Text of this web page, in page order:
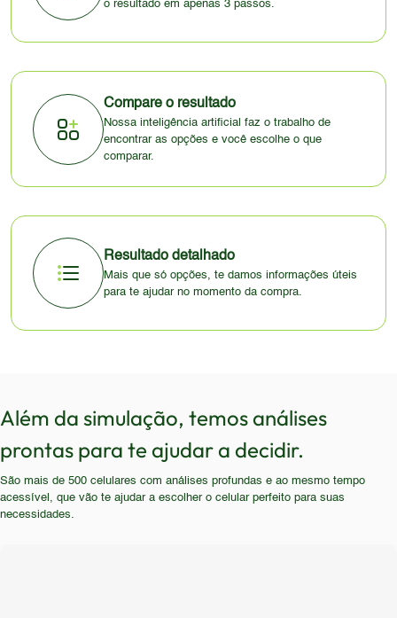
o resultado em apenas 3 passos.
Compare o resultado
Nossa inteligência artificial faz o trabalho de
encontrar as opções e você escolhe o que
comparar.
Resultado detalhado
Mais que só opções, te damos informações úteis
para te ajudar no momento da compra.
Além da simulação, temos análises
prontas para te ajudar a decidir.
São mais de 500 celulares com análises profundas e ao mesmo tempo
acessível, que vão te ajudar a escolher o celular perfeito para suas
necessidades.